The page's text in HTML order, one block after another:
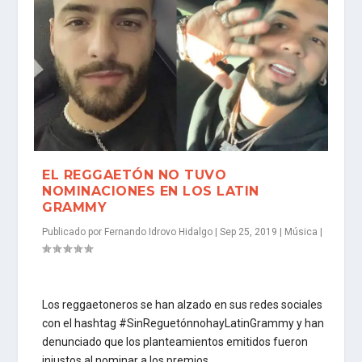
EL REGGAETÓN NO TUVO
NOMINACIONES EN LOS LATIN
GRAMMY
Publicado por Fernando Idrovo Hidalgo |Sep 25, 2019 Música
Los reggaetoneros se han alzado en sus redes sociales
con el hashtag #SinReguetónnohayLatinGrammy y han
denunciado que los planteamientos emitidos fueron